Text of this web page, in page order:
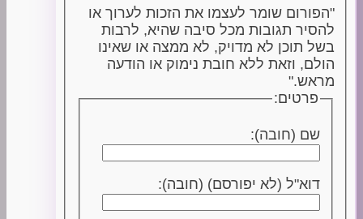
"הפורום שומר לעצמו את הזכות לערוך או
להסיר תגובות מכל סיבה שהיא, לרבות
בשל תוכן לא מדויק, לא ממצה או שאינו
הולם, וזאת ללא חובת נימוק או הודעה
מראש."
פרטים:
שם (חובה):
דוא"ל (לא יפורסם) (חובה):